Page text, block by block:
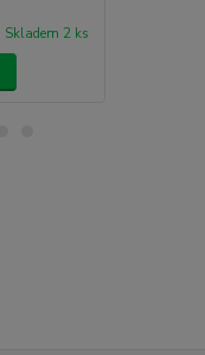
Skladem 2 ks